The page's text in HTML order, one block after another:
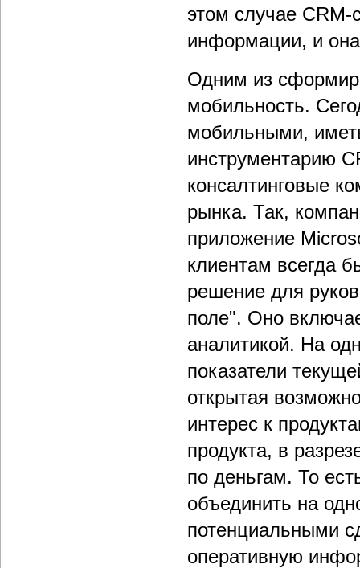
этом случае СRM-
информации, и она
Одним из
мобильность.
мобильными,
инструментарию
консалтинговые
рынка. Так,
приложение
клиентам всегда
решение для
поле". Оно
аналитикой. На
показатели
открытая
интерес к
продукта, в
по деньгам. То
объединить на
потенциальными
оперативную